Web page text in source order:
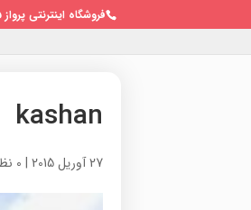
فروشگاه اینترنتی پرواز 09128501125 / 02122691010
kashan
27 آوریل 2015 | 0 نظر